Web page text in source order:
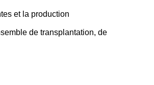
et la production
de transplantation, de